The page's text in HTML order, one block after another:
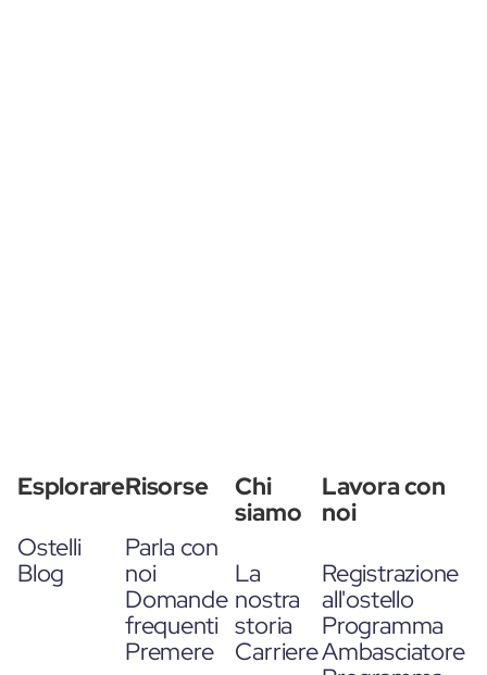
Esplorare
Ostelli
Blog
Risorse
Parla con
noi
Domande
frequenti
Premere
Chi
siamo
La
nostra
storia
Carriere
Lavora con
noi
Registrazione
all'ostello
Programma
Ambasciatore